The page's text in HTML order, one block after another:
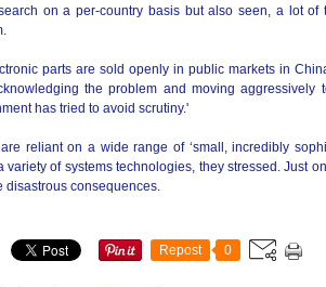
on a per-country basis but also seen, a lot
parts are sold openly in public markets in
the problem and moving aggressively
has tried to avoid scrutiny.'
reliant on a wide range of ‘small, incredibly
variety of systems technologies, they stressed. Just
disastrous consequences.
Repost 0